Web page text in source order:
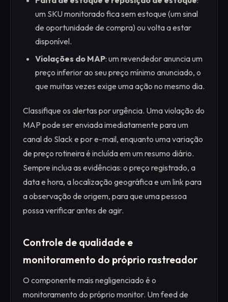
um SKU monitorado fica sem estoque (um sinal
de oportunidade de compra) ou volta a estar
disponível.
Violações do MAP: um revendedor anuncia um
preço inferior ao seu preço mínimo anunciado, o
que muitas vezes exige uma ação no mesmo dia.
Classifique os alertas por urgência. Uma violação do
MAP pode ser enviada imediatamente para um
canal do Slack e por e-mail, enquanto uma variação
de preço rotineira é incluída em um resumo diário.
Sempre inclua as evidências: o preço registrado, a
data e hora, a localização geográfica e um link para
a observação de origem, para que uma pessoa
possa verificar antes de agir.
Controle de qualidade e
monitoramento do próprio rastreador
O componente mais negligenciado é o
monitoramento do próprio monitor. Um feed de